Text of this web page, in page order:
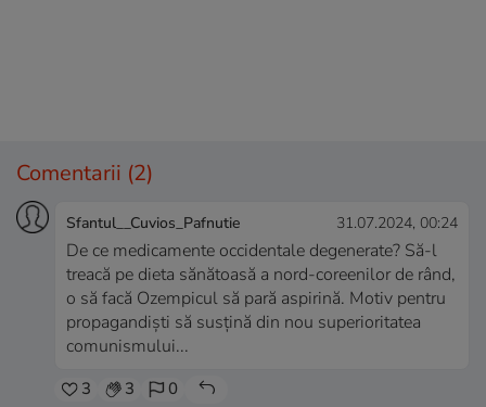
Comentarii (2)
Sfantul__Cuvios_Pafnutie 31.07.2024, 00:24
De ce medicamente occidentale degenerate? Să-l
treacă pe dieta sănătoasă a nord-coreenilor de rând,
o să facă Ozempicul să pară aspirină. Motiv pentru
propagandiști să susțină din nou superioritatea
comunismului...
3 3 0